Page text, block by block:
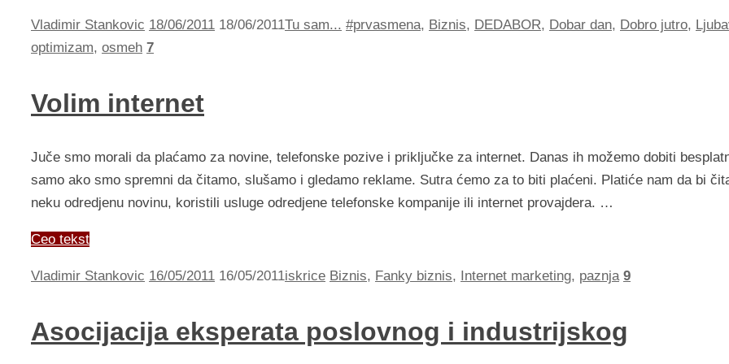
Vladimir Stankovic 18/06/2011 18/06/2011Tu sam... #prvasmena, Biznis, DEDABOR, Dobar dan, Dobro jutro,
optimizam, osmeh 7
Volim internet
Juče smo morali da plaćamo za novine, telefonske pozive i priključke za internet. Danas ih možemo dobiti
samo ako smo spremni da čitamo, slušamo i gledamo reklame. Sutra ćemo za to biti plaćeni. Platiće nam da bi
neku odredjenu novinu, koristili usluge odredjene telefonske kompanije ili internet provajdera. …
Ceo tekst
Vladimir Stankovic 16/05/2011 16/05/2011iskrice Biznis, Fanky biznis, Internet marketing, paznja 9
Asocijacija eksperata poslovnog i industrijskog